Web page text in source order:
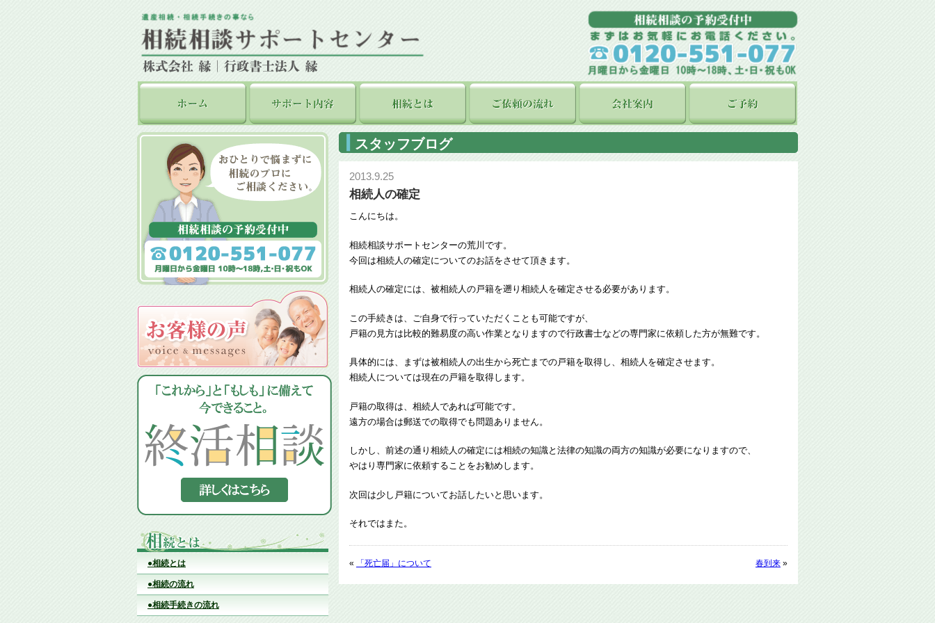
●相続とは
●相続の流れ
●相続手続きの流れ
スタッフブログ
2013.9.25
相続人の確定
こんにちは。
相続相談サポートセンターの荒川です。
今回は相続人の確定についてのお話をさせて頂きます。
相続人の確定には、被相続人の戸籍を遡り相続人を確定させる必要があります。
この手続きは、ご自身で行っていただくことも可能ですが、
戸籍の見方は比較的難易度の高い作業となりますので行政書士などの専門家に依頼した方が無難です。
具体的には、まずは被相続人の出生から死亡までの戸籍を取得し、相続人を確定させます。
相続人については現在の戸籍を取得します。
戸籍の取得は、相続人であれば可能です。
遠方の場合は郵送での取得でも問題ありません。
しかし、前述の通り相続人の確定には相続の知識と法律の知識の両方の知識が必要になりますので、
やはり専門家に依頼することをお勧めします。
次回は少し戸籍についてお話したいと思います。
それではまた。
« 「死亡届」について 春到来 »